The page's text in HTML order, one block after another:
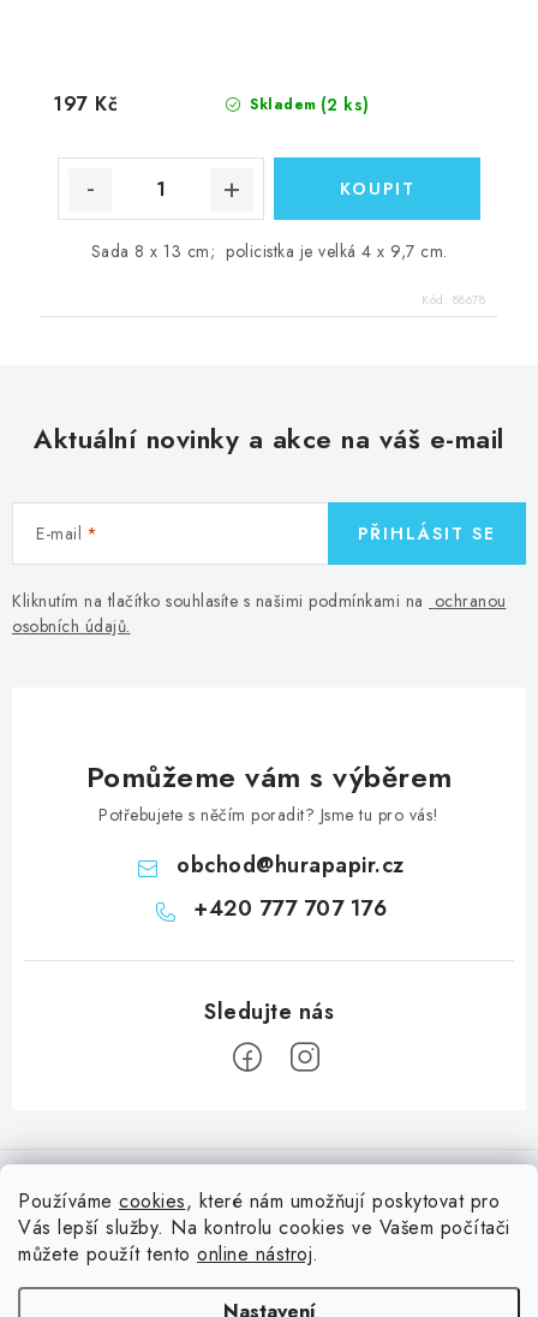
Používáme cookies, které nám umožňují poskytovat pro
Vás lepší služby. Na kontrolu cookies ve Vašem počítači
můžete použít tento online nástroj.
Skladem (2 ks)
197 Kč
Sada 8 x 13 cm; policistka je velká 4 x 9,7 cm.
Kód: 88678
Aktuální novinky a akce na váš e-mail
E-mail
Kliknutím na tlačítko souhlasíte s našimi podmínkami na ochranou
osobních údajů.
PŘIHLÁSIT SE
Pomůžeme vám s výběrem
Potřebujete s něčím poradit? Jsme tu pro vás!
obchod@hurapapir.cz
+420 777 707 176
á
Doprava
Nepřehlédněte
Blog s nápady a návody